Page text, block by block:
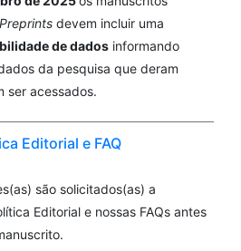
devem incluir uma
de dados informando
da pesquisa que deram
ser acessados.
Editorial e FAQ
são solicitados(as) a
Editorial e nossas FAQs antes